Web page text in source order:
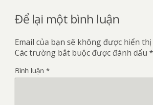
Để lại một bình luận
Email của bạn sẽ không được hiển
Các trường bắt buộc được đánh dấu *
Bình luận *